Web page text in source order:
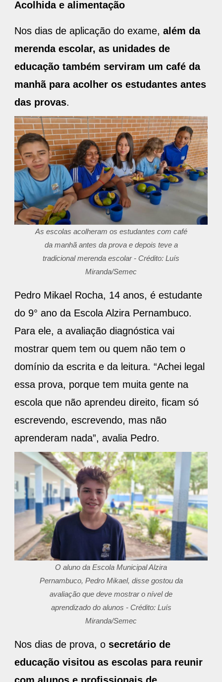
Acolhida e alimentação
Nos dias de aplicação do exame, além da
merenda escolar, as unidades de
educação também serviram um café da
manhã para acolher os estudantes antes
das provas.
As escolas acolheram os estudantes com café
da manhã antes da prova e depois teve a
tradicional merenda escolar - Crédito: Luís
Miranda/Semec
Pedro Mikael Rocha, 14 anos, é estudante
do 9° ano da Escola Alzira Pernambuco.
Para ele, a avaliação diagnóstica vai
mostrar quem tem ou quem não tem o
domínio da escrita e da leitura. “Achei legal
essa prova, porque tem muita gente na
escola que não aprendeu direito, ficam só
escrevendo, escrevendo, mas não
aprenderam nada”, avalia Pedro.
O aluno da Escola Municipal Alzira
Pernambuco, Pedro Mikael, disse gostou da
avaliação que deve mostrar o nível de
aprendizado do alunos - Crédito: Luís
Miranda/Semec
Nos dias de prova, o secretário de
educação visitou as escolas para reunir